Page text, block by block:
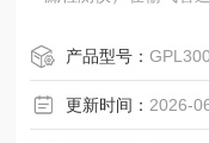
产品型号：
更新时间： 2026-